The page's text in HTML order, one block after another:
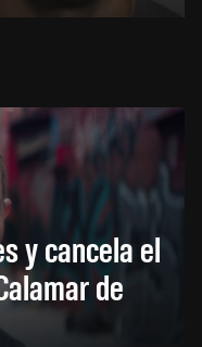
y cancela el
de